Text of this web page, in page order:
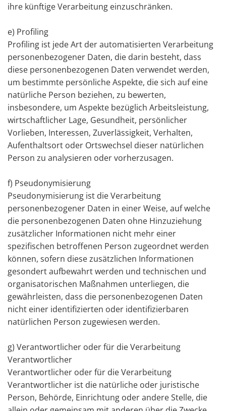
ihre künftige Verarbeitung einzuschränken.
e) Profiling
Profiling ist jede Art der automatisierten Verarbeitung
personenbezogener Daten, die darin besteht, dass
diese personenbezogenen Daten verwendet werden,
um bestimmte persönliche Aspekte, die sich auf eine
natürliche Person beziehen, zu bewerten,
insbesondere, um Aspekte bezüglich Arbeitsleistung,
wirtschaftlicher Lage, Gesundheit, persönlicher
Vorlieben, Interessen, Zuverlässigkeit, Verhalten,
Aufenthaltsort oder Ortswechsel dieser natürlichen
Person zu analysieren oder vorherzusagen.
f) Pseudonymisierung
Pseudonymisierung ist die Verarbeitung
personenbezogener Daten in einer Weise, auf welche
die personenbezogenen Daten ohne Hinzuziehung
zusätzlicher Informationen nicht mehr einer
spezifischen betroffenen Person zugeordnet werden
können, sofern diese zusätzlichen Informationen
gesondert aufbewahrt werden und technischen und
organisatorischen Maßnahmen unterliegen, die
gewährleisten, dass die personenbezogenen Daten
nicht einer identifizierten oder identifizierbaren
natürlichen Person zugewiesen werden.
g) Verantwortlicher oder für die Verarbeitung
Verantwortlicher
Verantwortlicher oder für die Verarbeitung
Verantwortlicher ist die natürliche oder juristische
Person, Behörde, Einrichtung oder andere Stelle, die